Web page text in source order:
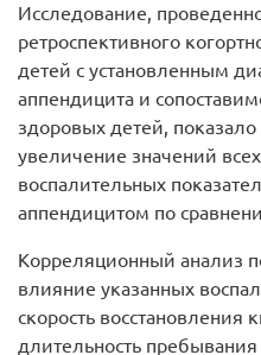
Исследование,
ретроспективного
детей с установленным
аппендицита и
здоровых детей, показало
увеличение значений
воспалительных
аппендицитом по
Корреляционный анализ
влияние указанных
скорость
длительность